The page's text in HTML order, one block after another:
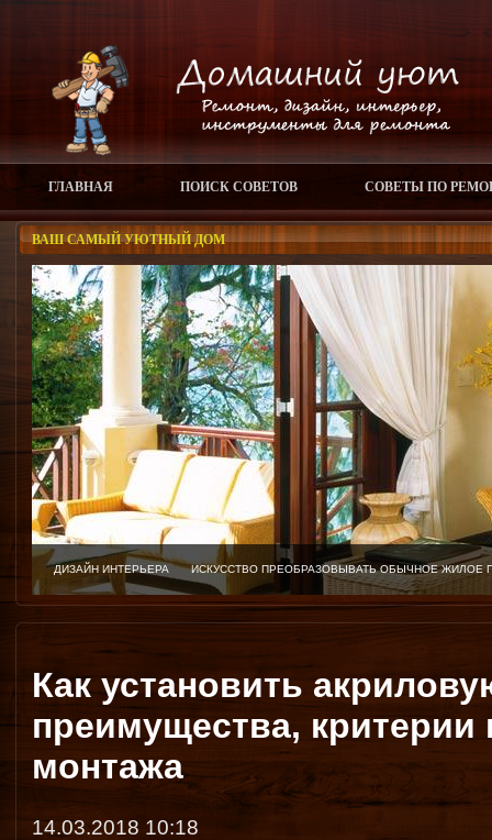
ГЛАВНАЯ ПОИСК СОВЕТОВ СОВЕТЫ ПО
ВАШ САМЫЙ УЮТНЫЙ ДОМ
ДИЗАЙН ИНТЕРЬЕРА ИСКУССТВО ПРЕОБРАЗОВЫВАТЬ ОБЫЧНОЕ
Как установить
преимущества, критерии
монтажа
14.03.2018 10:18